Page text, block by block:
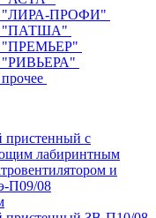
"ЛИРА-ПРОФИ"
"ПАТША"
"ПРЕМЬЕР"
"РИВЬЕРА"
пристенный с
лабиринтным
и
П09/08